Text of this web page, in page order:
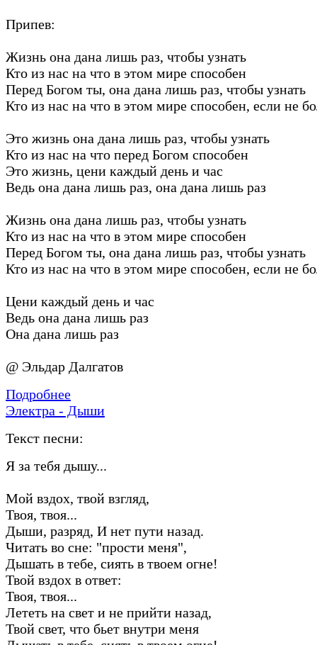
Припев:
Жизнь она дана лишь раз, чтобы узнать
Кто из нас на что в этом мире способен
Перед Богом ты, она дана лишь раз, чтобы узнать
Кто из нас на что в этом мире способен, если не
Это жизнь она дана лишь раз, чтобы узнать
Кто из нас на что перед Богом способен
Это жизнь, цени каждый день и час
Ведь она дана лишь раз, она дана лишь раз
Жизнь она дана лишь раз, чтобы узнать
Кто из нас на что в этом мире способен
Перед Богом ты, она дана лишь раз, чтобы узнать
Кто из нас на что в этом мире способен, если не
Цени каждый день и час
Ведь она дана лишь раз
Она дана лишь раз
@ Эльдар Далгатов
Подробнее
Электра - Дыши
Текст песни:
Я за тебя дышу...
Мой вздох, твой взгляд,
Твоя, твоя...
Дыши, разряд, И нет пути назад.
Читать во сне: "прости меня",
Дышать в тебе, сиять в твоем огне!
Твой вздох в ответ:
Твоя, твоя...
Лететь на свет и не прийти назад,
Твой свет, что бьет внутри меня